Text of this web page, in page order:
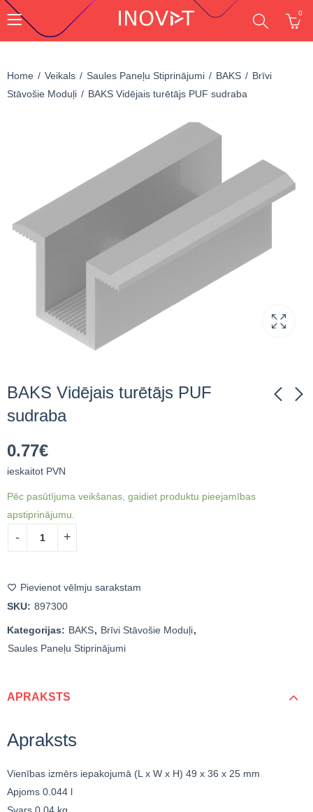
0
Home Veikals Saules Paneļu Stiprinājumi BAKS
Brīvi
Stāvošie Moduļi
BAKS Vidējais turētājs PUF sudraba
BAKS Vidējais turētājs PUF
sudraba
0.77€
ieskaitot PVN
Pēc pasūtījuma veikšanas, gaidiet produktu pieejamības
apstiprinājumu.
Pievienot vēlmju sarakstam
SKU: 897300
Kategorijas: BAKS, Brīvi Stāvošie Moduļi,
Saules Paneļu Stiprinājumi
APRAKSTS
Apraksts
Vienības izmērs iepakojumā (L x W x H) 49 x 36 x 25 mm
Apjoms 0.044 l